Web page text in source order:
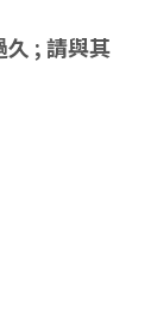
; 請與其